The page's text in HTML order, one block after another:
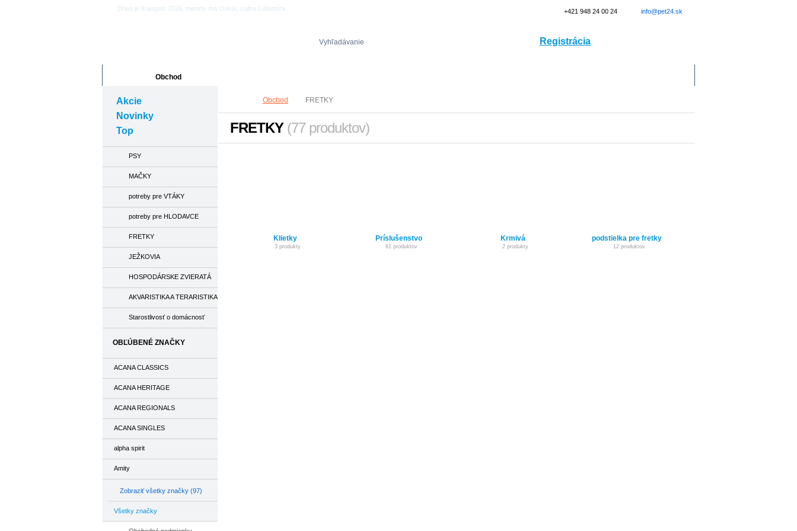
Obchod FRETKY
FRETKY (77 produktov)
Klietky
3 produkty
Príslušenstvo
61 produktov
Krmivá
2 produkty
podstielka pre fretky
12 produktov
Akcie
Novinky
Top
PSY
MAČKY
potreby pre VTÁKY
potreby pre HLODAVCE
FRETKY
JEŽKOVIA
HOSPODÁRSKE ZVIERATÁ
AKVARISTIKA A TERARISTIKA
Starostlivosť o domácnosť
OBĽÚBENÉ ZNAČKY
ACANA CLASSICS
ACANA HERITAGE
ACANA REGIONALS
ACANA SINGLES
alpha spirit
Amity
Zobraziť všetky značky (97)
Všetky značky
Dnes je 8.august 2026, meniny má Oskár, zajtra Ľubomíra +421 948 24 00 24 info@pet24.sk
Vyhľadávanie Registrácia
Obchod